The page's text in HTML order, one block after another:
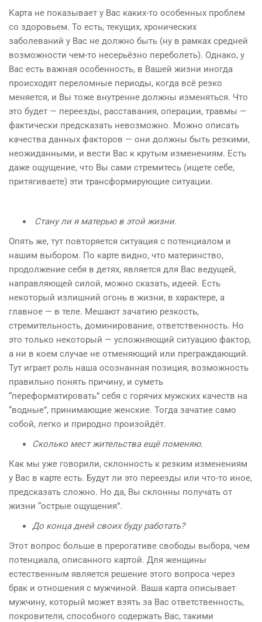
Карта не показывает у Вас каких-то особенных проблем
со здоровьем. То есть, текущих, хронических
заболеваний у Вас не должно быть (ну в рамках средней
возможности чем-то несерьёзно переболеть). Однако, у
Вас есть важная особенность, в Вашей жизни иногда
происходят переломные периоды, когда всё резко
меняется, и Вы тоже внутренне должны изменяться. Что
это будет — переезды, расставания, операции, травмы —
фактически предсказать невозможно. Можно описать
качества данных факторов — они должны быть резкими,
неожиданными, и вести Вас к крутым изменениям. Есть
даже ощущение, что Вы сами стремитесь (ищете себе,
притягиваете) эти трансформирующие ситуации.
Стану ли я матерью в этой жизни.
Опять же, тут повторяется ситуация с потенциалом и
нашим выбором. По карте видно, что материнство,
продолжение себя в детях, является для Вас ведущей,
направляющей силой, можно сказать, идеей. Есть
некоторый излишний огонь в жизни, в характере, а
главное — в теле. Мешают зачатию резкость,
стремительность, доминирование, ответственность. Но
это только некоторый — усложняющий ситуацию фактор,
а ни в коем случае не отменяющий или преграждающий.
Тут играет роль наша осознанная позиция, возможность
правильно понять причину, и суметь
“переформатировать” себя с горячих мужских качеств на
“водные”, принимающие женские. Тогда зачатие само
собой, легко и природно произойдёт.
Сколько мест жительства ещё поменяю.
Как мы уже говорили, склонность к резким изменениям
у Вас в карте есть. Будут ли это переезды или что-то иное,
предсказать сложно. Но да, Вы склонны получать от
жизни “острые ощущения”.
До конца дней своих буду работать?
Этот вопрос больше в прерогативе свободы выбора, чем
потенциала, описанного картой. Для женщины
естественным является решение этого вопроса через
брак и отношения с мужчиной. Ваша карта описывает
мужчину, который может взять за Вас ответственность,
покровителя, способного содержать Вас, такими